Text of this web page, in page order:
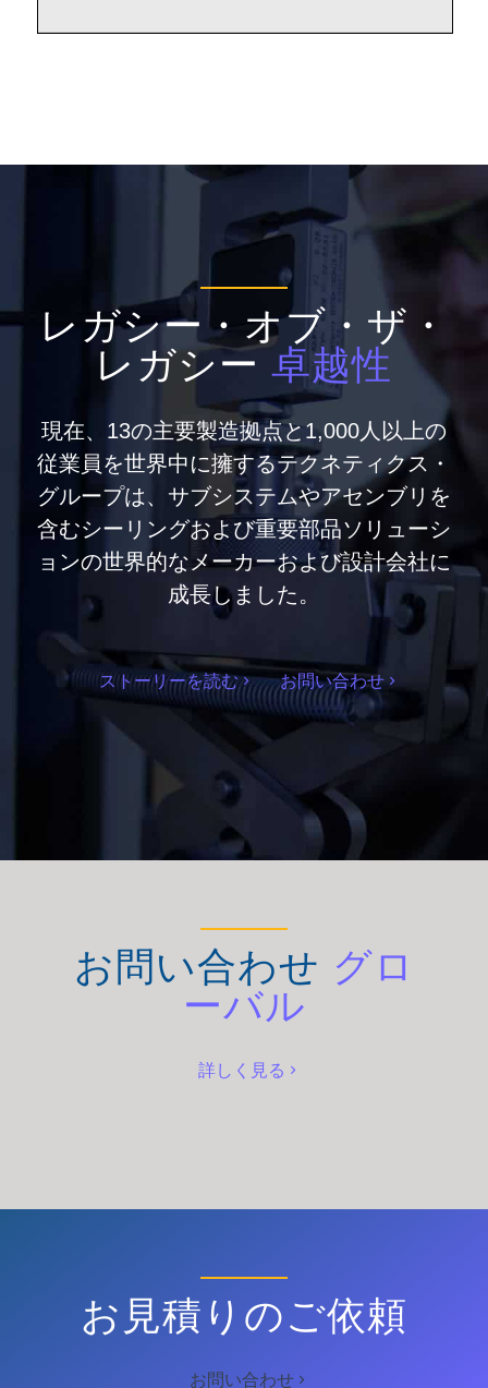
レガシー・オブ・ザ・
レガシー卓越性
現在、13の主要製造拠点と1,000人以上の
従業員を世界中に擁するテクネティクス・
グループは、サブシステムやアセンブリを
含むシーリングおよび重要部品ソリューシ
ョンの世界的なメーカーおよび設計会社に
成長しました。
ストーリーを読む お問い合わせ
お問い合わせ グロ
ーバル
詳しく見る
お見積りのご依頼
お問い合わせ